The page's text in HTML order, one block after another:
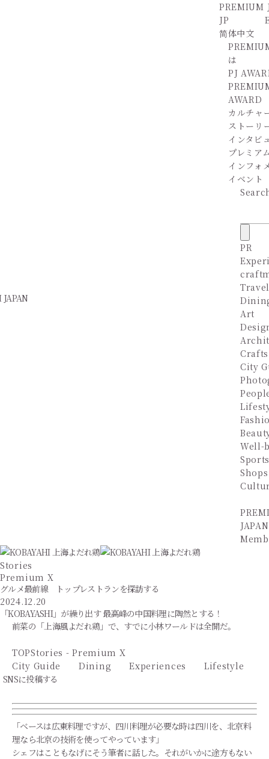
PREMIUM
JP
简体中文
は
PJ
AWARD
カルチャ
ストーリ
インタビ
プレミア
インフォ
イベント
PR
Art
Crafts
City
Well-
Shops
JAPAN
Stories
Premium X
グルメ最前線 トップレストランを探訪する
2024.12.20
「KOBAYASHI」が繰り出す 最高峰の中国料理に陶然とする！
前菜の「上海風よだれ鶏」で、すでに小林ワールドは全開だ。
TOPStories - Premium X
City Guide
Dining Experiences
Lifestyle
SNSに投稿する
「ベースは広東料理ですが、四川料理が必要な時は四川を、北京料
理なら北京の技術を使ってやっています」
シェフはこともなげにそう筆者に話した。それがいかに途方もない